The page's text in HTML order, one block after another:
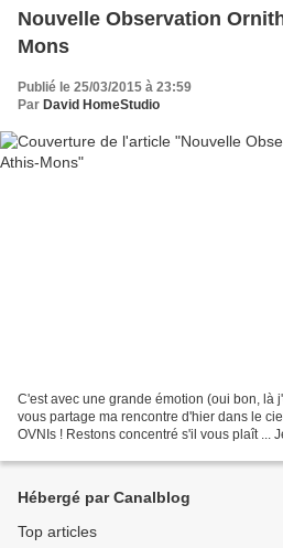
Nouvelle Observation
Mons
Publié le 25/03/2015 à 23:59
Par David HomeStudio
C'est avec une grande émotion (oui bon, là
vous partage ma rencontre d'hier dans le
OVNIs ! Restons concentré s'il vous plaît ...
Hébergé par Canalblog
Top articles